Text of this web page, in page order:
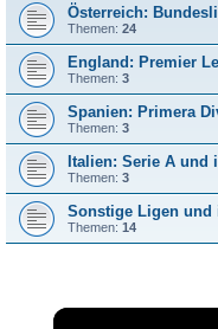
Österreich:
Themen: 24
England: Premier
Themen: 3
Spanien: Primera
Themen: 3
Italien: Serie A und
Themen: 3
Sonstige Ligen und
Themen: 14